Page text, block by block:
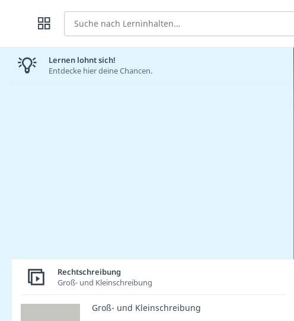
Suche
Lernen lohnt sich!
Entdecke hier deine Chancen.
Rechtschreibung
Groß- und Kleinschreibung
Groß- und Kleinschreibung